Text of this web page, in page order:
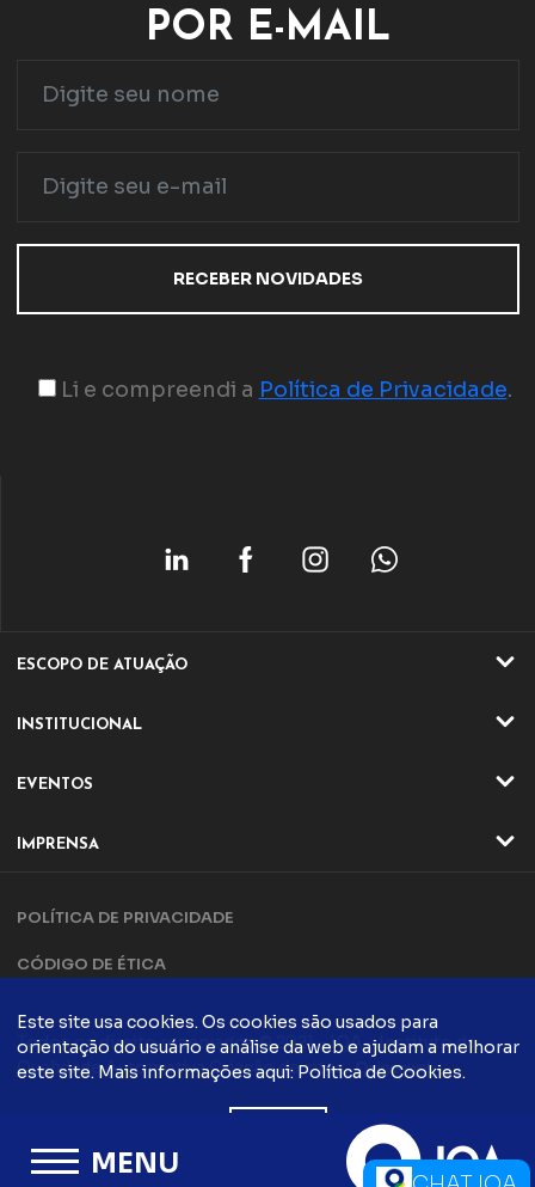
MENU
POR E-MAIL
Li e compreendi a Política de Privacidade.
ESCOPO DE ATUAÇÃO
ATIVIDADES
INSTITUCIONAL
QUEM SOMOS
DIRETORIA E CONSELHO
PARCERIAS
POLÍTICA DA QUALIDADE
FALE CONOSCO
CONTATO
TRABALHE CONOSCO
EVENTOS
EVENTOS ONLINE
EVENTOS PRESENCIAIS
EVENTO PRESENCIAIS
FÓRUM DA QUALIDADE
IMPRENSA
CONTATO
COMUNICAÇÃO
INFORMATIVOS IQA
POLÍTICA DE PRIVACIDADE
CÓDIGO DE ÉTICA
Todos os direito reservados © 2021 - IQA - Instituto da
Qualidade AutomotivaCriação de sites
Este site usa cookies. Os cookies são usados ​​para
orientação do usuário e análise da web e ajudam a melhorar
este site. Mais informações aqui: Política de Cookies.